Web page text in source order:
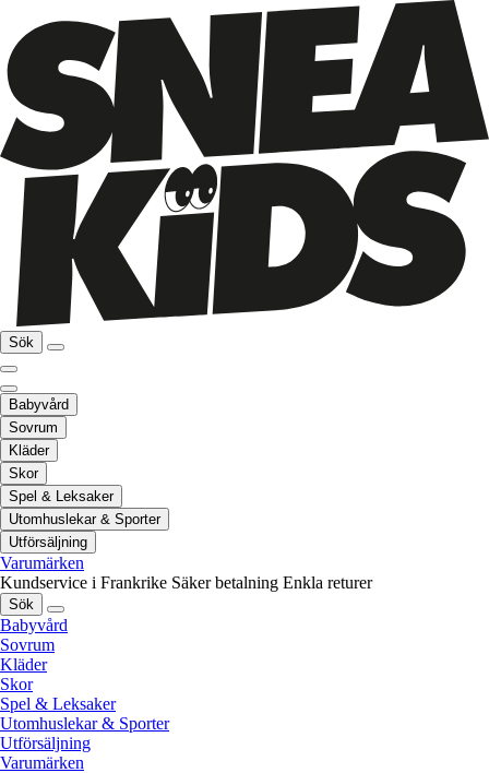
Sök
Babyvård
Sovrum
Kläder
Skor
Spel & Leksaker
Utomhuslekar & Sporter
Utförsäljning
Varumärken
Kundservice i Frankrike Säker betalning Enkla returer
Sök
Babyvård
Sovrum
Kläder
Skor
Spel & Leksaker
Utomhuslekar & Sporter
Utförsäljning
Varumärken